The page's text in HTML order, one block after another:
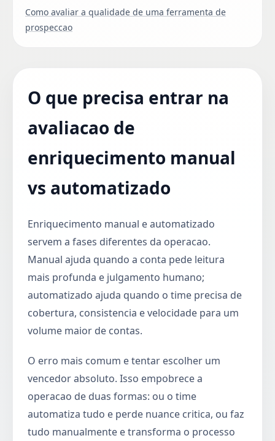
Como avaliar a qualidade de uma ferramenta de
prospeccao
O que precisa entrar na
avaliacao de
enriquecimento manual
vs automatizado
Enriquecimento manual e automatizado
servem a fases diferentes da operacao.
Manual ajuda quando a conta pede leitura
mais profunda e julgamento humano;
automatizado ajuda quando o time precisa de
cobertura, consistencia e velocidade para um
volume maior de contas.
O erro mais comum e tentar escolher um
vencedor absoluto. Isso empobrece a
operacao de duas formas: ou o time
automatiza tudo e perde nuance critica, ou faz
tudo manualmente e transforma o processo